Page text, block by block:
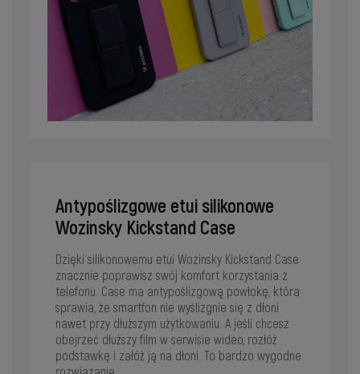
Antypoślizgowe etui silikonowe
Wozinsky Kickstand Case
Dzięki silikonowemu etui Wozinsky Kickstand Case
znacznie poprawisz swój komfort korzystania z
telefonu. Case ma antypoślizgową powłokę, która
sprawia, że smartfon nie wyślizgnie się z dłoni
nawet przy dłuższym użytkowaniu. A jeśli chcesz
obejrzeć dłuższy film w serwisie wideo, rozłóż
podstawkę i załóż ją na dłoni. To bardzo wygodne